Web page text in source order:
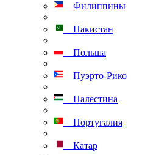
Филиппины
Пакистан
Польша
Пуэрто-Рико
Палестина
Португалия
Катар